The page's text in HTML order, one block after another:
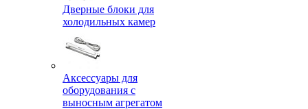
Дверные блоки для
холодильных камер
Аксессуары для
оборудования с
выносным агрегатом